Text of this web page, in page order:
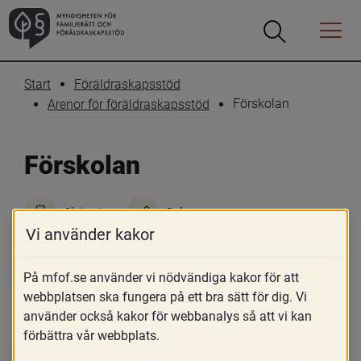
Öppna
Öppna
Menyn
Start
Föräldraskapsstöd
Arenor för föräldraskapsstöd
Förskolan
Förskolan
Skriv ut Dela
till samverkan i möten mellan barn, deras
föräldrar och pedagoger och når väldigt
många föräldrar.
Vi använder kakor
På mfof.se använder vi nödvändiga kakor för att
webbplatsen ska fungera på ett bra sätt för dig. Vi
använder också kakor för webbanalys så att vi kan
förbättra vår webbplats.